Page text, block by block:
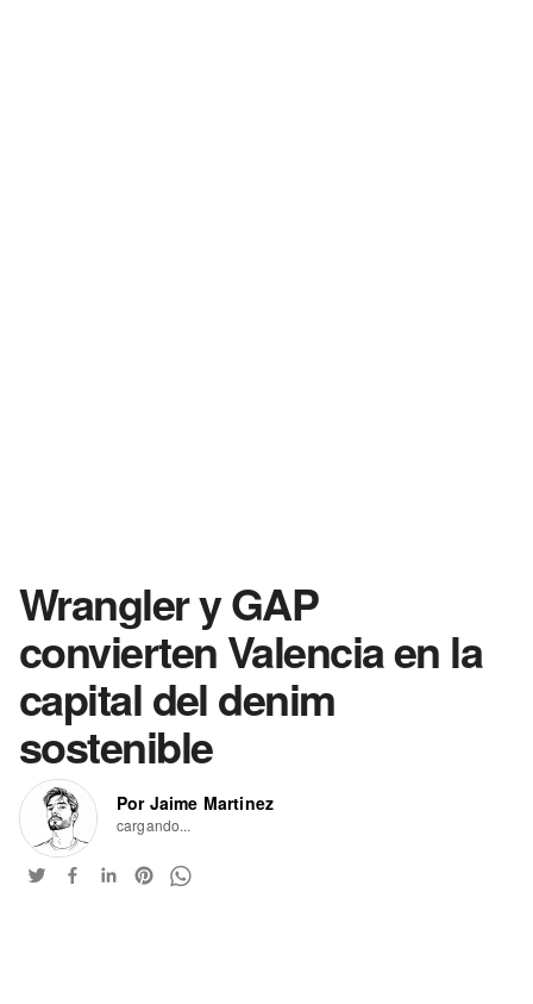
Wrangler y GAP
convierten Valencia en la
capital del denim
sostenible
Por Jaime Martinez
cargando...